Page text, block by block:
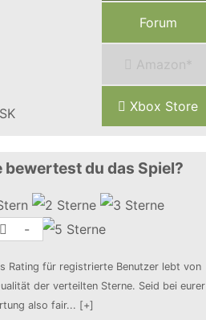
Forum
Amazon*
Xbox Store
bewertest du das Spiel?
-
Rating für registrierte Benutzer lebt von
der verteilten Sterne. Seid bei eurer
also fair... [+]